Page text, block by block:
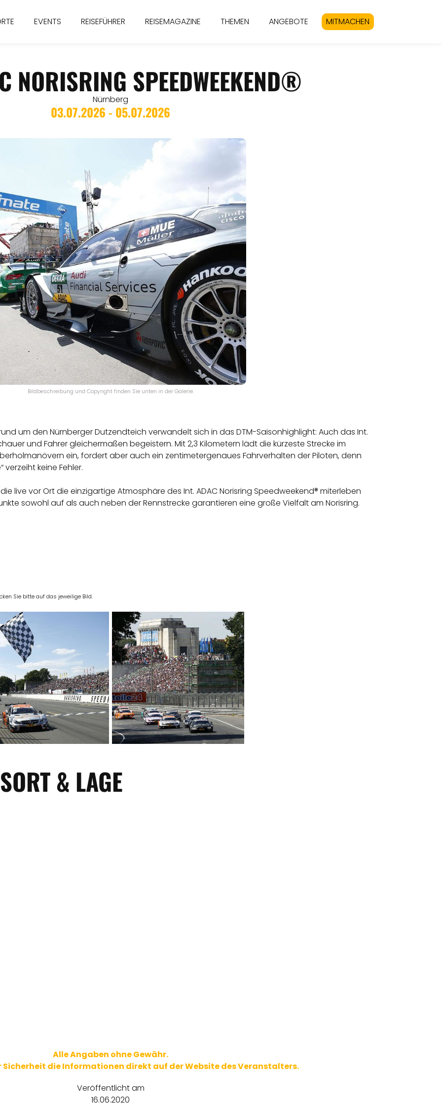
EVENTS REISEFÜHRER REISEMAGAZINE THEMEN ANGEBOTE MITMACHEN
NORISRING SPEEDWEEKEND®
Nürnberg
03.07.2026 - 05.07.2026
Bildbeschreibung und Copyright finden Sie unten in der Galerie.
um den Nürnberger Dutzendteich verwandelt sich in das DTM-Saisonhighlight: Auch das Int.
und Fahrer gleichermaßen begeistern. Mit 2,3 Kilometern lädt die kürzeste Strecke im
ein, fordert aber auch ein zentimetergenaues Fahrverhalten der Piloten, denn
keine Fehler.
live vor Ort die einzigartige Atmosphäre des Int. ADAC Norisring Speedweekend® miterleben
sowohl auf als auch neben der Rennstrecke garantieren eine große Vielfalt am Norisring.
Sie bitte auf das jeweilige Bild.
& LAGE
Alle Angaben ohne Gewähr.
Sicherheit die Informationen direkt auf der Website des Veranstalters.
Veröffentlicht am
16.06.2020